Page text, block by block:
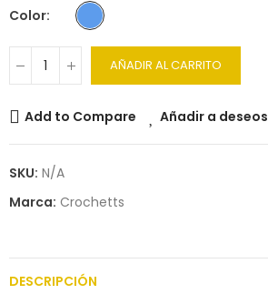
Color
AÑADIR AL CARRITO
Add to Compare Añadir a deseos
SKU: N/A
Marca: Crochetts
DESCRIPCIÓN